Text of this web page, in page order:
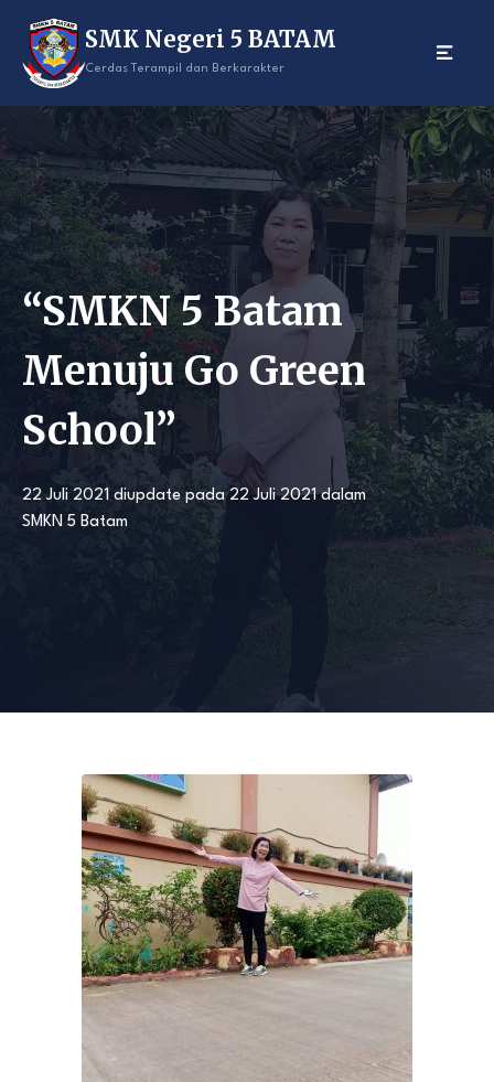
content
SMK Negeri 5 BATAM
Cerdas Terampil dan Berkarakter
“SMKN 5 Batam
Menuju Go Green
School”
22 Juli 2021 diupdate pada22 Juli 2021dalam
SMKN 5 Batam